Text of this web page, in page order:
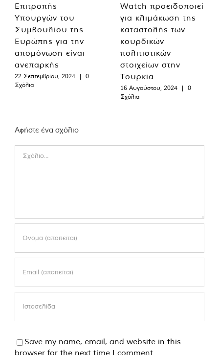
Επιτροπής
Υπουργών του
Συμβουλίου της
Ευρώπης για την
απομόνωση είναι
ανεπαρκής
22 Σεπτεμβρίου, 2024 |
0
Σχόλια
Watch προειδοποιεί
για κλιμάκωση της
καταστολής των
κουρδικών
πολιτιστικών
στοιχείων στην
Τουρκία
16 Αυγούστου, 2024 |
0
Σχόλια
Αφήστε ένα σχόλιο
Save my name, email, and website in this
browser for the next time I comment.